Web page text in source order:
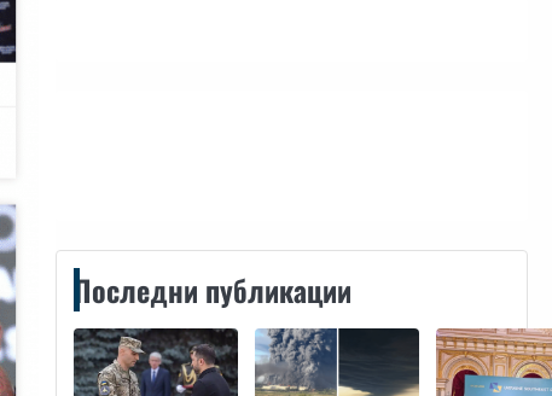
Последни публикации